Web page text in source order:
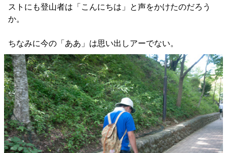
ストにも登山者は「こんにちは」と声をかけたのだろう
か。
ちなみに今の「ああ」は思い出しアーでない。